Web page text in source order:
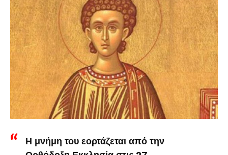
Η μνήμη του εορτάζεται από την